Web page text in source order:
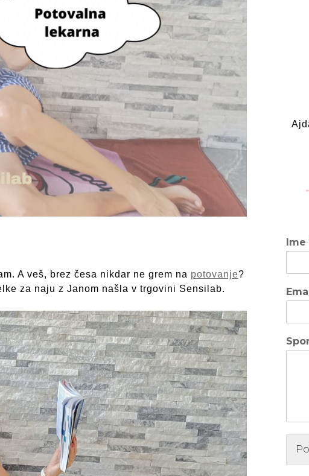
A veš, brez česa nikdar ne grem na potovanje?
za naju z Janom našla v trgovini Sensilab.
Ime